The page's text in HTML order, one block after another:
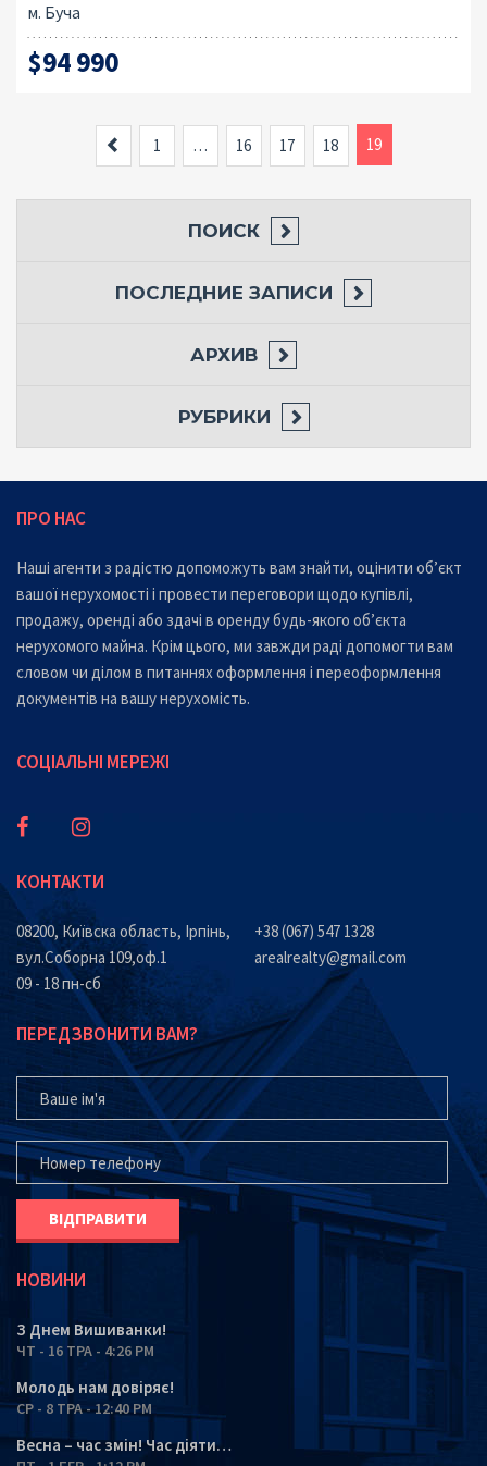
м. Буча
$94 990
Назад1 … 16 17 18 19
ПОИСК
ПОСЛЕДНИЕ ЗАПИСИ
АРХИВ
РУБРИКИ
ПРО НАС
Наші агенти з радістю допоможуть вам знайти, оцінити об’єкт
вашої нерухомості і провести переговори щодо купівлі,
продажу, оренді або здачі в оренду будь-якого об’єкта
нерухомого майна. Крім цього, ми завжди раді допомогти вам
словом чи ділом в питаннях оформлення і переоформлення
документів на вашу нерухомість.
СОЦІАЛЬНІ МЕРЕЖІ
КОНТАКТИ
08200, Київска область, Ірпінь,
вул.Соборна 109,оф.1
09 - 18 пн-сб
+38 (067) 547 1328
arealrealty@gmail.com
ПЕРЕДЗВОНИТИ ВАМ?
ВАШЕ ІМ'Я
ВАШ ТЕЛЕФОН*
НОВИНИ
З Днем Вишиванки!
ЧТ - 16 ТРА - 4:26 PM
Молодь нам довіряє!
СР - 8 ТРА - 12:40 PM
Весна – час змін! Час діяти…